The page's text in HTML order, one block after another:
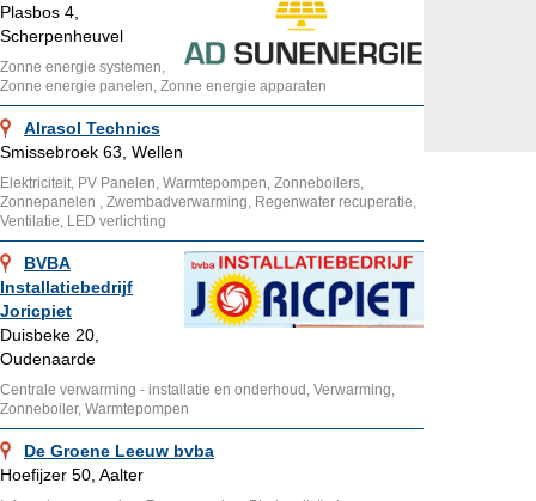
Plasbos 4,
Scherpenheuvel
Zonne energie systemen,
Zonne energie panelen, Zonne energie apparaten
Alrasol Technics
Smissebroek 63, Wellen
Elektriciteit, PV Panelen, Warmtepompen, Zonneboilers,
Zonnepanelen , Zwembadverwarming, Regenwater recuperatie,
Ventilatie, LED verlichting
BVBA
Installatiebedrijf
Joricpiet
Duisbeke 20,
Oudenaarde
Centrale verwarming - installatie en onderhoud, Verwarming,
Zonneboiler, Warmtepompen
De Groene Leeuw bvba
Hoefijzer 50, Aalter